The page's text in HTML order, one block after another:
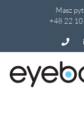
Masz
+48 22